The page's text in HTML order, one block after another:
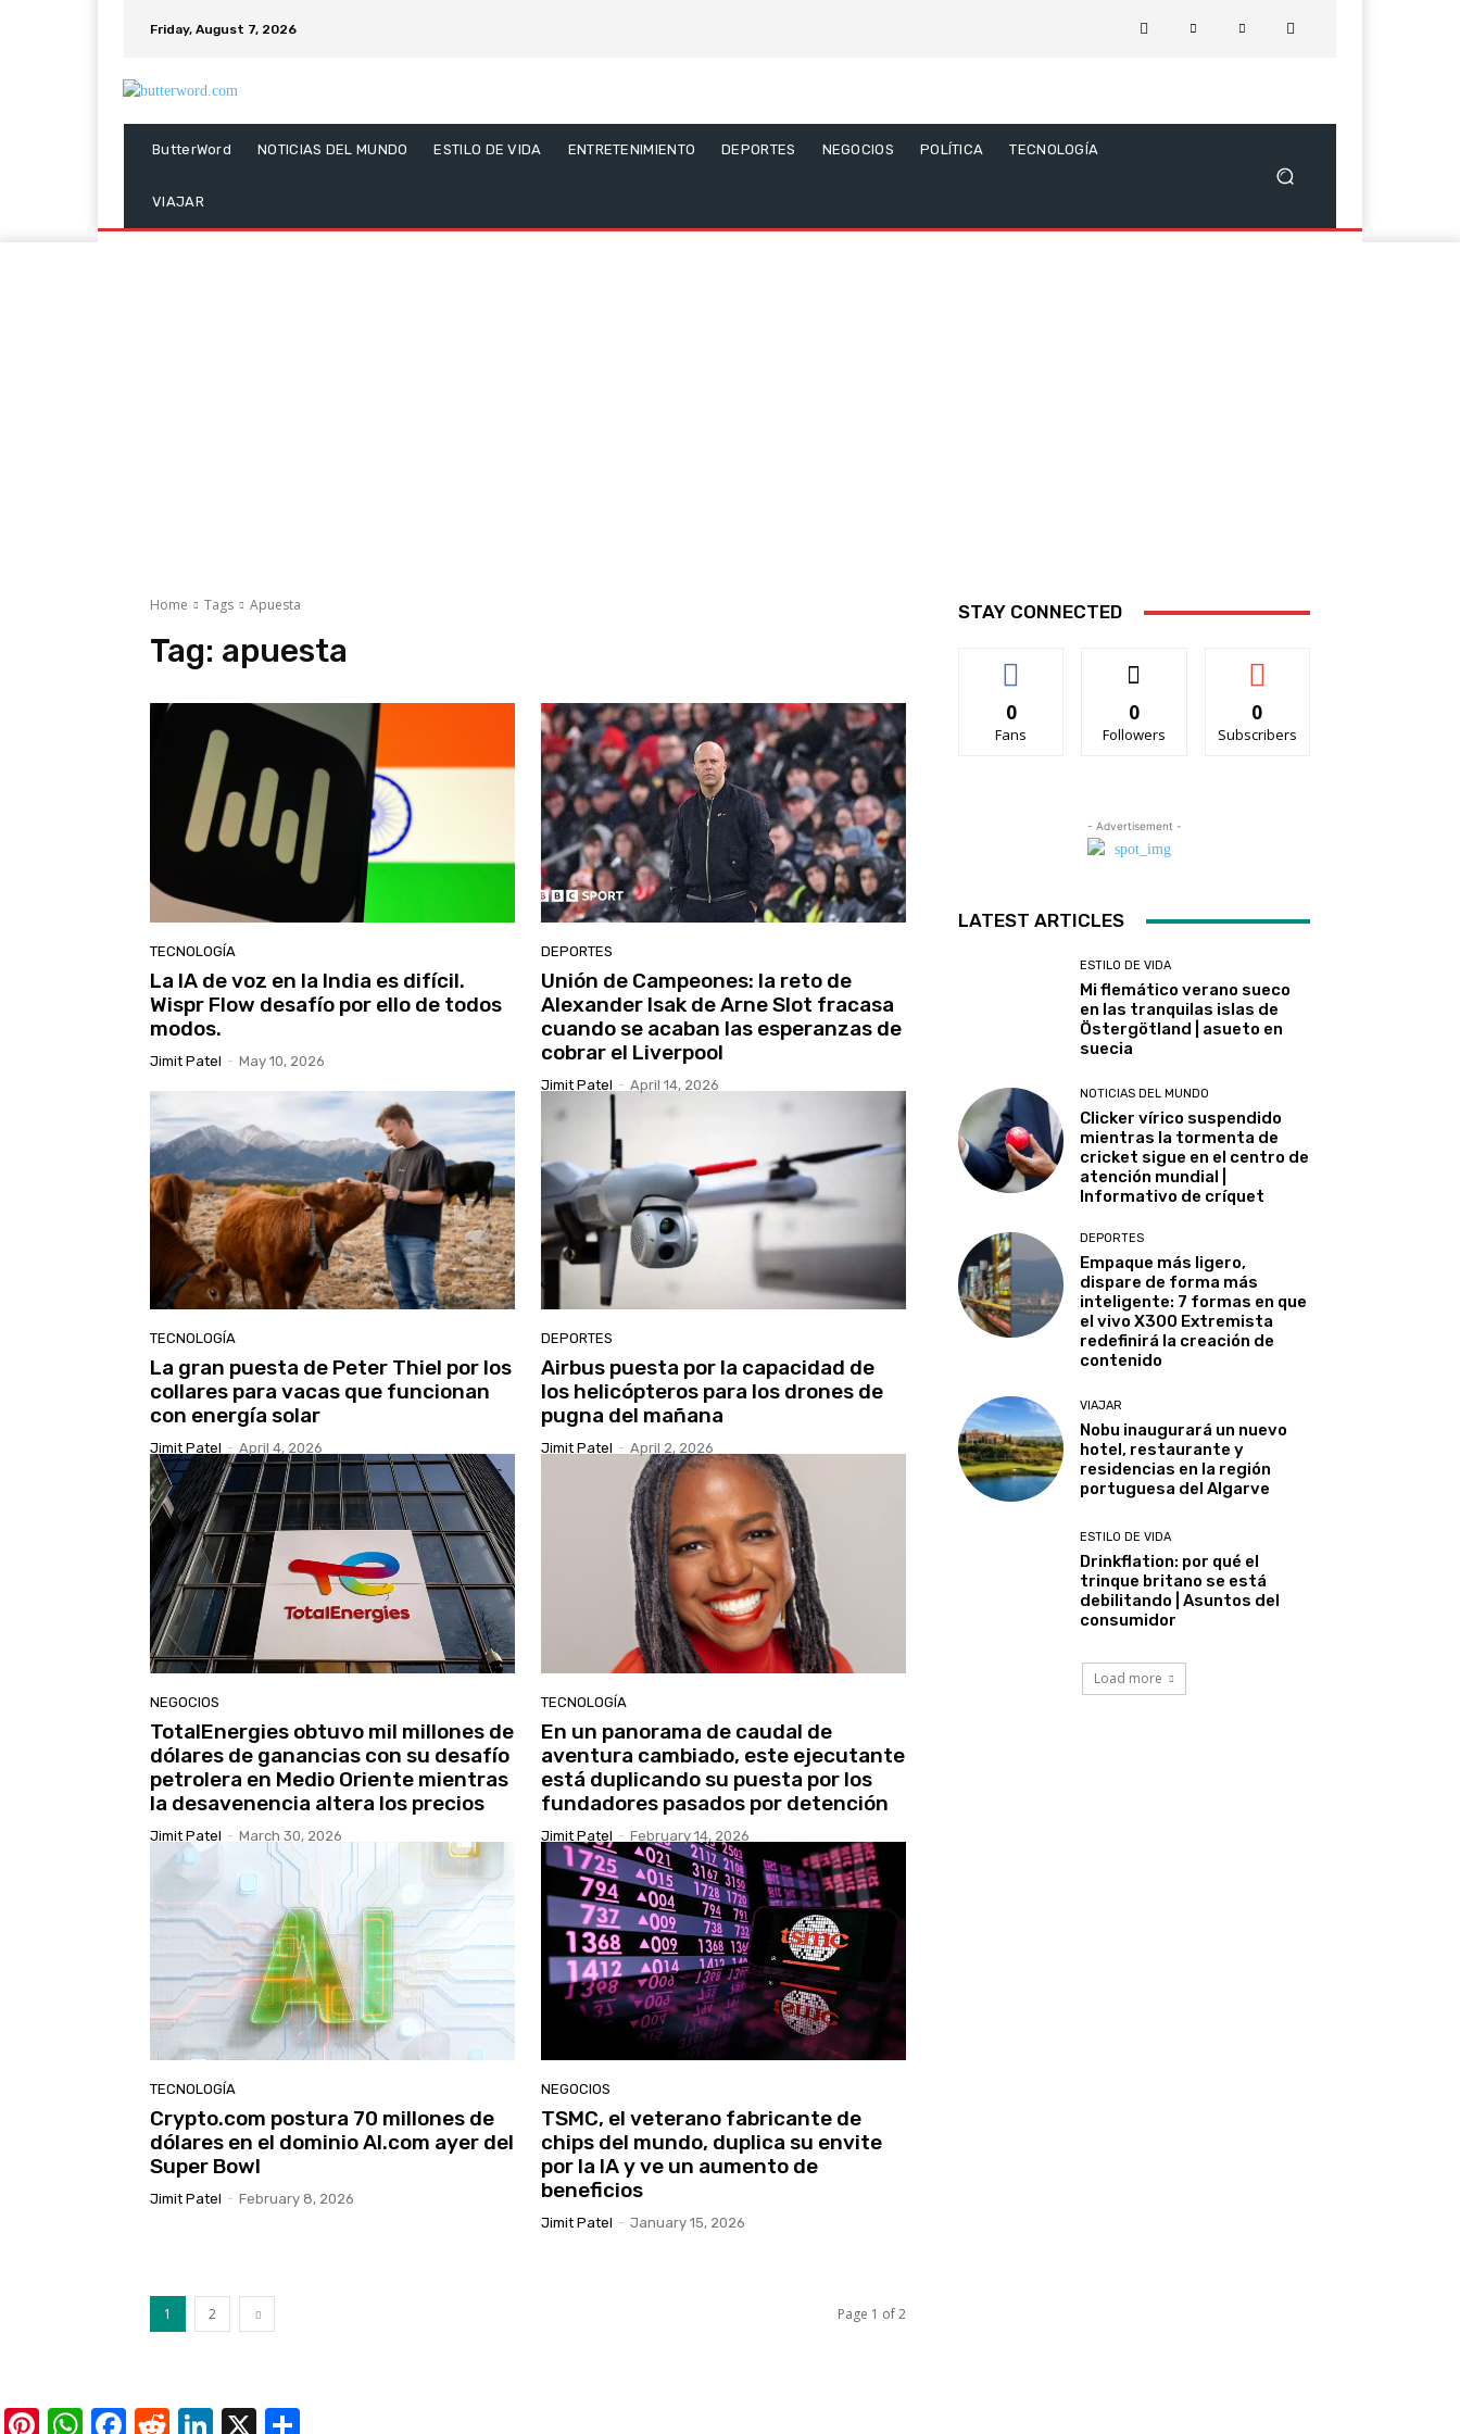
Friday, August 7, 2026
ButterWord NOTICIAS DEL MUNDO ESTILO DE VIDA ENTRETENIMIENTO DEPORTES NEGOCIOS POLÍTICA TECNOLOGÍA
VIAJAR
Home Tags Apuesta
Tag: apuesta
TECNOLOGÍA
La IA de voz en la India es difícil.
Wispr Flow desafío por ello de todos
modos.
Jimit Patel - May 10, 2026
DEPORTES
Unión de Campeones: la reto de
Alexander Isak de Arne Slot fracasa
cuando se acaban las esperanzas de
cobrar el Liverpool
Jimit Patel - April 14, 2026
TECNOLOGÍA
La gran puesta de Peter Thiel por los
collares para vacas que funcionan
con energía solar
Jimit Patel - April 4, 2026
DEPORTES
Airbus puesta por la capacidad de
los helicópteros para los drones de
pugna del mañana
Jimit Patel - April 2, 2026
NEGOCIOS
TotalEnergies obtuvo mil millones de
dólares de ganancias con su desafío
petrolera en Medio Oriente mientras
la desavenencia altera los precios
Jimit Patel - March 30, 2026
TECNOLOGÍA
En un panorama de caudal de
aventura cambiado, este ejecutante
está duplicando su puesta por los
fundadores pasados ​​por detención
Jimit Patel - February 14, 2026
TECNOLOGÍA
Crypto.com postura 70 millones de
dólares en el dominio AI.com ayer del
Super Bowl
Jimit Patel - February 8, 2026
NEGOCIOS
TSMC, el veterano fabricante de
chips del mundo, duplica su envite
por la IA y ve un aumento de
beneficios
Jimit Patel - January 15, 2026
1 2 Page 1 of 2
STAY CONNECTED
0
Fans
0
Followers
0
Subscribers
- Advertisement -
LATEST ARTICLES
ESTILO DE VIDA
Mi flemático verano sueco
en las tranquilas islas de
Östergötland | asueto en
suecia
NOTICIAS DEL MUNDO
Clicker vírico suspendido
mientras la tormenta de
cricket sigue en el centro de
atención mundial |
Informativo de críquet
DEPORTES
Empaque más ligero,
dispare de forma más
inteligente: 7 formas en que
el vivo X300 Extremista
redefinirá la creación de
contenido
VIAJAR
Nobu inaugurará un nuevo
hotel, restaurante y
residencias en la región
portuguesa del Algarve
ESTILO DE VIDA
Drinkflation: por qué el
trinque britano se está
debilitando | Asuntos del
consumidor
Load more
Pinterest
WhatsApp
Facebook
RedditLinkedIn
X